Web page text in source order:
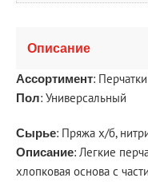
Описание
Ассортимент: Перчатки
Пол: Универсальный
Сырье: Пряжа х/б,
Описание: Легкие
хлопковая основа с